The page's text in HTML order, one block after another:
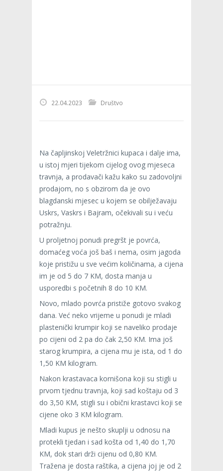
22.04.2023 Društvo
Na čapljinskoj Veletržnici kupaca i dalje ima,
u istoj mjeri tijekom cijelog ovog mjeseca
travnja, a prodavači kažu kako su zadovoljni
prodajom, no s obzirom da je ovo
blagdanski mjesec u kojem se obilježavaju
Uskrs, Vaskrs i Bajram, očekivali su i veću
potražnju.
U proljetnoj ponudi pregršt je povrća,
domaćeg voća još baš i nema, osim jagoda
koje pristižu u sve većim količinama, a cijena
im je od 5 do 7 KM, dosta manja u
usporedbi s početnih 8 do 10 KM.
Novo, mlado povrća pristiže gotovo svakog
dana. Već neko vrijeme u ponudi je mladi
plastenički krumpir koji se naveliko prodaje
po cijeni od 2 pa do čak 2,50 KM. Ima još
starog krumpira, a cijena mu je ista, od 1 do
1,50 KM kilogram.
Nakon krastavaca kornišona koji su stigli u
prvom tjednu travnja, koji sad koštaju od 3
do 3,50 KM, stigli su i obični krastavci koji se
cijene oko 3 KM kilogram.
Mladi kupus je nešto skuplji u odnosu na
protekli tjedan i sad košta od 1,40 do 1,70
KM, dok stari drži cijenu od 0,80 KM.
Tražena je dosta raštika, a cijena joj je od 2